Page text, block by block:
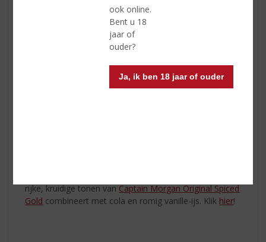
ook online.
Bent u 18
jaar of
ouder?
Ja, ik ben 18 jaar of ouder
Het origineel. Het icoon. Het isCaptain Morgan Original
rijke, kruidige tonen van Captain Morgan Original Spiced
Gold combineert met cola en romig vanille-ijs. Klik hier!